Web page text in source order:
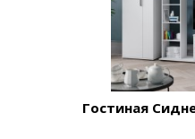
Гостиная